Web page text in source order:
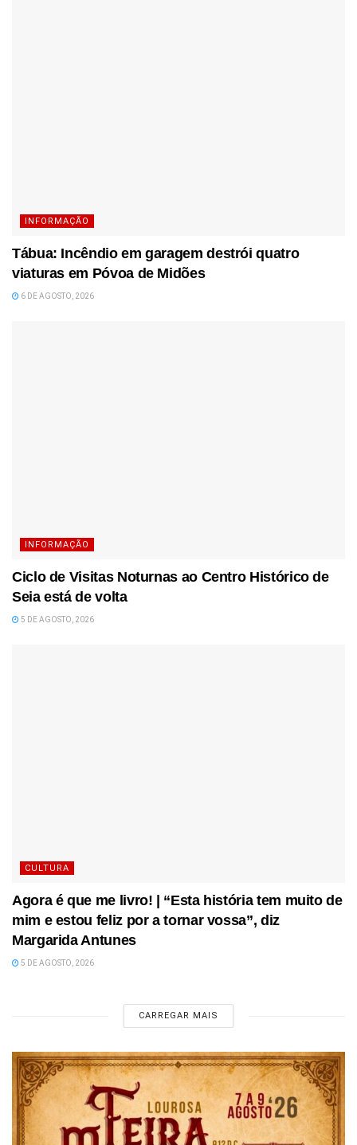
INFORMAÇÃO
Tábua: Incêndio em garagem destrói quatro
viaturas em Póvoa de Midões
6 DE AGOSTO, 2026
INFORMAÇÃO
Ciclo de Visitas Noturnas ao Centro Histórico de
Seia está de volta
5 DE AGOSTO, 2026
CULTURA
Agora é que me livro! | “Esta história tem muito de
mim e estou feliz por a tornar vossa”, diz
Margarida Antunes
5 DE AGOSTO, 2026
CARREGAR MAIS